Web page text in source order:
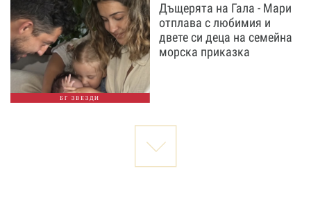
БГ ЗВЕЗДИ
Дъщерята на Гала - Мари
отплава с любимия и
двете си деца на семейна
морска приказка